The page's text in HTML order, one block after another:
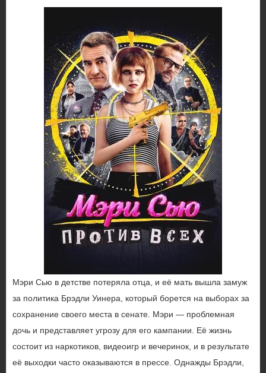
Мэри Сью в детстве потеряла отца, и её мать вышла замуж
за политика Брэдли Уинера, который борется на выборах за
сохранение своего места в сенате. Мэри — проблемная
дочь и представляет угрозу для его кампании. Её жизнь
состоит из наркотиков, видеоигр и вечеринок, и в результате
её выходки часто оказываются в прессе. Однажды Брэдли,